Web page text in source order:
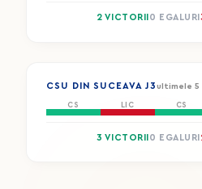
2 VICTORII 0 EGALURI
CSU DIN SUCEAVA J3 ultimele 5
CS LIC CS
3 VICTORII 0 EGALURI